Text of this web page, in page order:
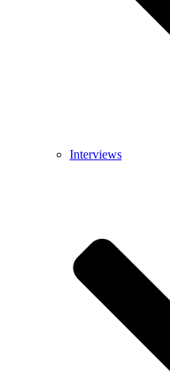
Interviews